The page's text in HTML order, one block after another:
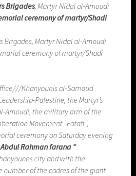
Brigades, Martyr Nidal al-Amoudi
ceremony of martyr/Shadi
Brigades, Martyr Nidal al-Amoudi
ceremony of martyr/Shadi
Khanyounis al-Samoud
Palestine, the Martyr’s
Amoudi, the military arm of the
Movement ‘ Fatah ‘,
ceremony on Saturday evening
Rahman farana “
city and with the
of the cadres of the giant